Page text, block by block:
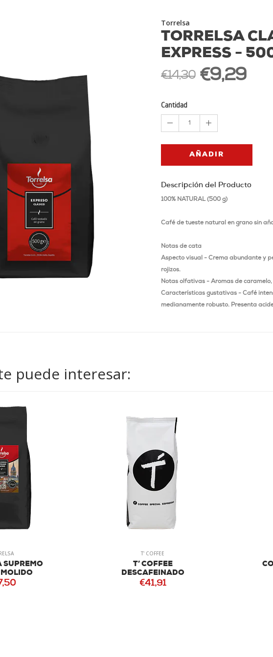
Torrelsa
TORRELSA
EXPRESS -
€14,30 €9,29
Cantidad
1
AÑADIR
Descripción del Producto
100% NATURAL (500 g)
Café de tueste natural en grano sin
Notas de cata
Aspecto visual - Crema abundante y
rojizos.
Notas olfativas - Aromas de caramelo,
Características gustativas - Café
medianamente robusto. Presenta
puede interesar:
SUPREMO
T' COFFEE
T’ COFFEE
DESCAFEINADO
€41,91